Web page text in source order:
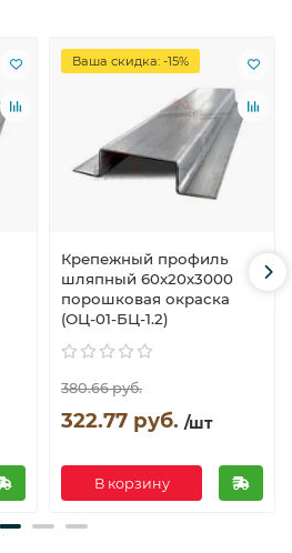
Ваша скидка: -15%
Крепежный профиль
шляпный 60х20х3000
порошковая окраска
(ОЦ-01-БЦ-1.2)
380.66 руб.
322.77 руб. /шт
В корзину